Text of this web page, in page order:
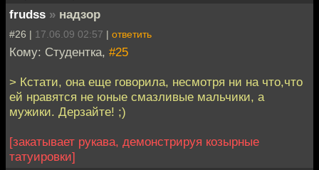
frudss » надзор
#26 | 17.06.09 02:57 | ответить
Кому: Студентка, #25
> Кстати, она еще говорила, несмотря ни на что,что
ей нравятся не юные смазливые мальчики, а
мужики. Дерзайте! ;)
[закатывает рукава, демонстрируя козырные
татуировки]